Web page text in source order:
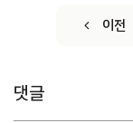
이전
댓글